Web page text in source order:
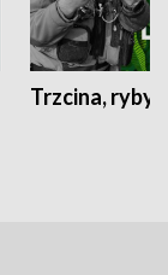
Trzcina, ryby